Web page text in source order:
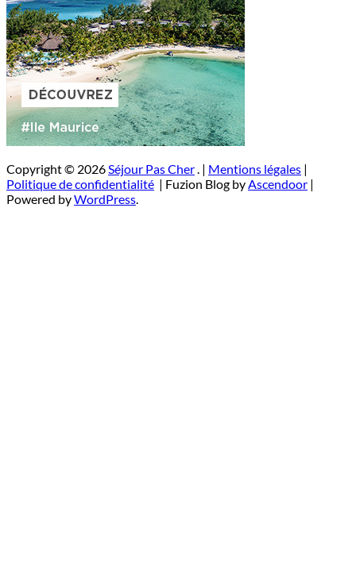
Copyright © 2026 Séjour Pas Cher . | Mentions légales |
Politique de confidentialité | Fuzion Blog by Ascendoor |
Powered byWordPress